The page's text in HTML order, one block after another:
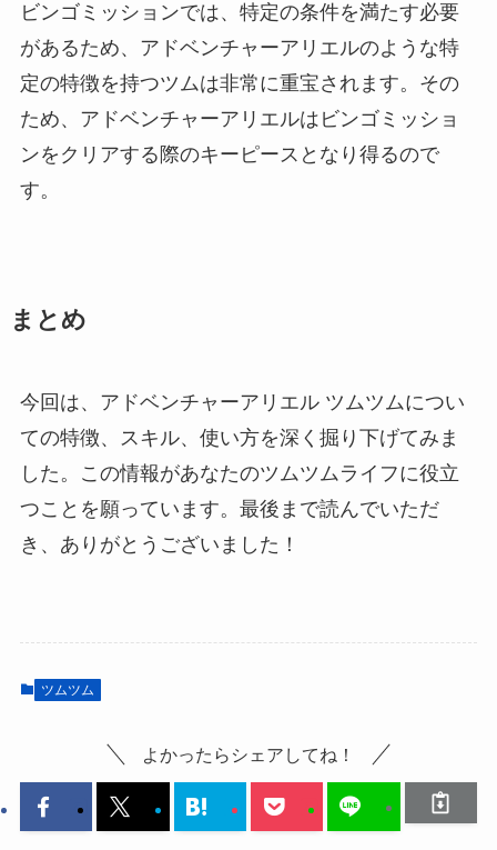
ビンゴミッションでは、特定の条件を満たす必要
があるため、アドベンチャーアリエルのような特
定の特徴を持つツムは非常に重宝されます。その
ため、アドベンチャーアリエルはビンゴミッショ
ンをクリアする際のキーピースとなり得るので
す。
まとめ
今回は、アドベンチャーアリエル ツムツムについ
ての特徴、スキル、使い方を深く掘り下げてみま
した。この情報があなたのツムツムライフに役立
つことを願っています。最後まで読んでいただ
き、ありがとうございました！
ツムツム
よかったらシェアしてね！